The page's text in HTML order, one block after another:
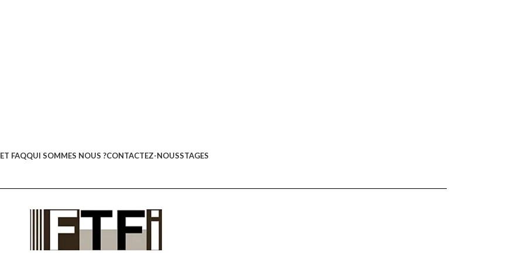
FAQQUI SOMMES NOUS ?CONTACTEZ-NOUSSTAGES